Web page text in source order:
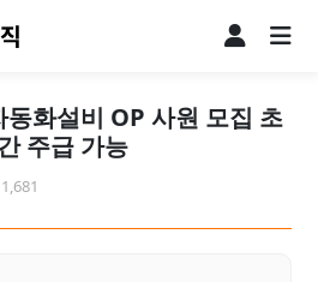
화설비 OP 사원 모집 초
주급 가능
1,681